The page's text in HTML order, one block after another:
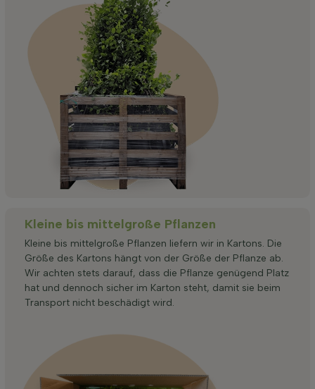
Kleine bis mittelgroße Pflanzen
Kleine bis mittelgroße Pflanzen liefern wir in Kartons. Die
Größe des Kartons hängt von der Größe der Pflanze ab.
Wir achten stets darauf, dass die Pflanze genügend Platz
hat und dennoch sicher im Karton steht, damit sie beim
Transport nicht beschädigt wird.